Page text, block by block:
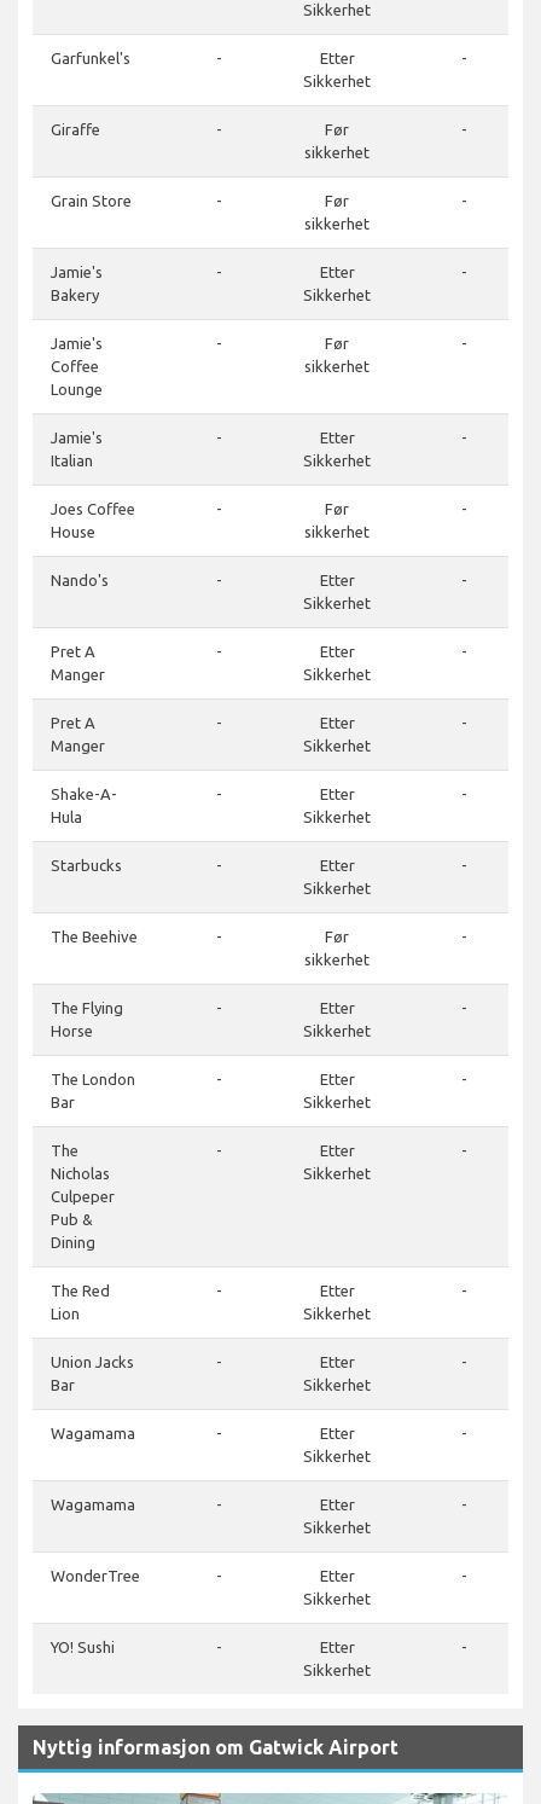
Sikkerhet
Garfunkel's -
Etter
Sikkerhet
-
Giraffe -
Før
sikkerhet
-
Grain Store -
Før
sikkerhet
-
Jamie's
Bakery
-
Etter
Sikkerhet
-
Jamie's
Coffee
Lounge
-
Før
sikkerhet
-
Jamie's
Italian
-
Etter
Sikkerhet
-
Joes Coffee
House
-
Før
sikkerhet
-
Nando's -
Etter
Sikkerhet
-
Pret A
Manger
-
Etter
Sikkerhet
-
Pret A
Manger
-
Etter
Sikkerhet
-
Shake-A-
Hula
-
Etter
Sikkerhet
-
Starbucks -
Etter
Sikkerhet
-
The Beehive -
Før
sikkerhet
-
The Flying
Horse
-
Etter
Sikkerhet
-
The London
Bar
-
Etter
Sikkerhet
-
The
Nicholas
Culpeper
Pub &
Dining
-
Etter
Sikkerhet
-
The Red
Lion
-
Etter
Sikkerhet
-
Union Jacks
Bar
-
Etter
Sikkerhet
-
Wagamama -
Etter
Sikkerhet
-
Wagamama -
Etter
Sikkerhet
-
WonderTree -
Etter
Sikkerhet
-
YO! Sushi -
Etter
Sikkerhet
-
Nyttig informasjon om Gatwick Airport